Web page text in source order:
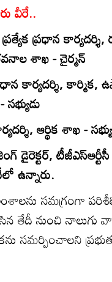
వీరే..
ప్రధాన
శాఖ - చైర్మన్
కార్యదర్శి, కార్మిక,
ఆర్థిక శాఖ -
డైరెక్టర్, టీజీఎస్ఆర్టీసీ
ఉన్నారు.
సమగ్రంగా
తేదీ నుంచి నాలుగు
సమర్పించాలని